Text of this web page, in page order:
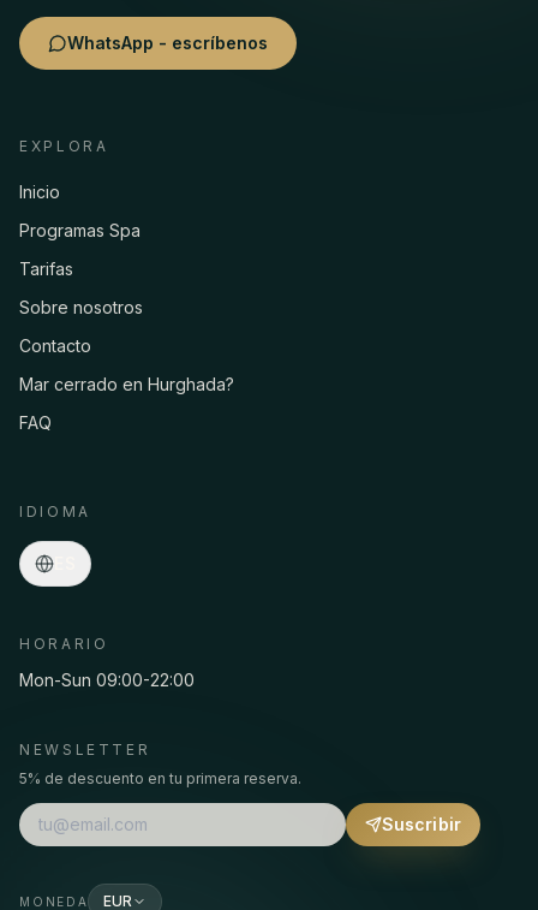
WhatsApp - escríbenos
EXPLORA
Inicio
Programas Spa
Tarifas
Sobre nosotros
Contacto
Mar cerrado en Hurghada?
FAQ
IDIOMA
HORARIO
Mon-Sun 09:00-22:00
NEWSLETTER
5% de descuento en tu primera reserva.
Suscribir
MONEDA EUR